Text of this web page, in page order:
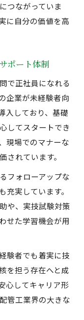
つながっていま
に自分の価値を高
ポート体制
で正社員になれる
企業が未経験者向
入しており、基礎
してスタートでき
現場でのマナーな
されています。
フォローアップな
充実しています。
や、実技試験対策
せた学習機会が用
験者でも着実に技
を担う存在へと成
心してキャリア形
管工業界の大きな